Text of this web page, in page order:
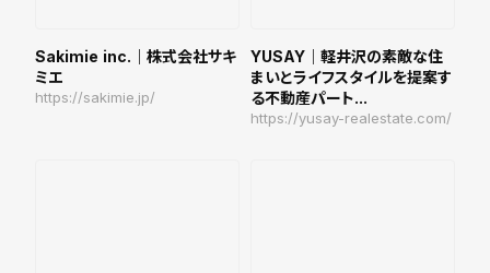
Sakimie inc.｜株式会社サキ
ミエ
https://sakimie.jp/
YUSAY｜軽井沢の素敵な住
まいとライフスタイルを提案す
る不動産パート...
https://yusay-realestate.com/